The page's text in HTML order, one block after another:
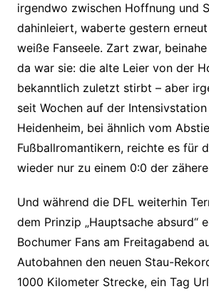
irgendwo zwischen Hoffnung und
dahinleiert, waberte gestern
weiße Fanseele. Zart zwar,
da war sie: die alte Leier von der
bekanntlich zuletzt stirbt – aber
seit Wochen auf der
Heidenheim, bei ähnlich vom
Fußballromantikern, reichte es für
wieder nur zu einem 0:0 der
Und während die DFL weiterhin
dem Prinzip „Hauptsache absurd“
Bochumer Fans am Freitagabend
Autobahnen den neuen Stau-
1000 Kilometer Strecke, ein Tag